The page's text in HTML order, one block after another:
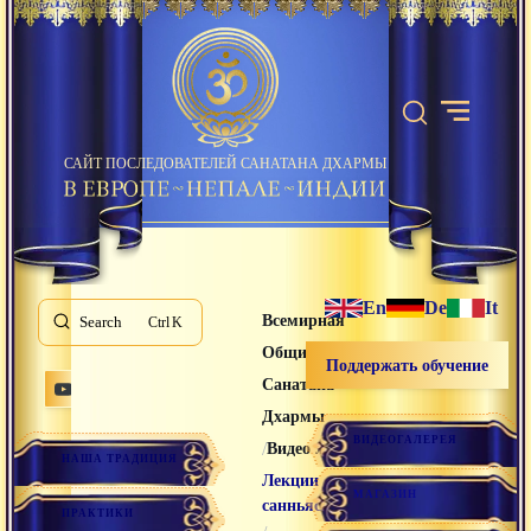
САЙТ ПОСЛЕДОВАТЕЛЕЙ САНАТАНА ДХАРМЫ
Search K
НАША ТРАДИЦИЯ
ПРАКТИКИ
Всемирная
Община
Санатана
Дхармы
/Видео лекции/
Лекции
санньяси
En De It
Поддержать обучение
ВИДЕОГАЛЕРЕЯ
МАГАЗИН